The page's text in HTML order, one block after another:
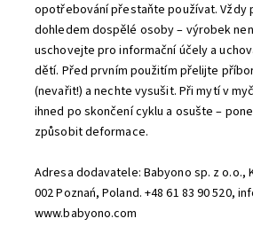
opotřebování přestaňte používat. Vždy
dohledem dospělé osoby – výrobek
uschovejte pro informační účely a
dětí. Před prvním použitím přelijte
(nevařit!) a nechte vysušit. Při mytí v
ihned po skončení cyklu a osušte –
způsobit deformace.
Adresa dodavatele: Babyono sp. z o.o.,
002 Poznań, Poland. +48 61 83 90 520,
www.babyono.com